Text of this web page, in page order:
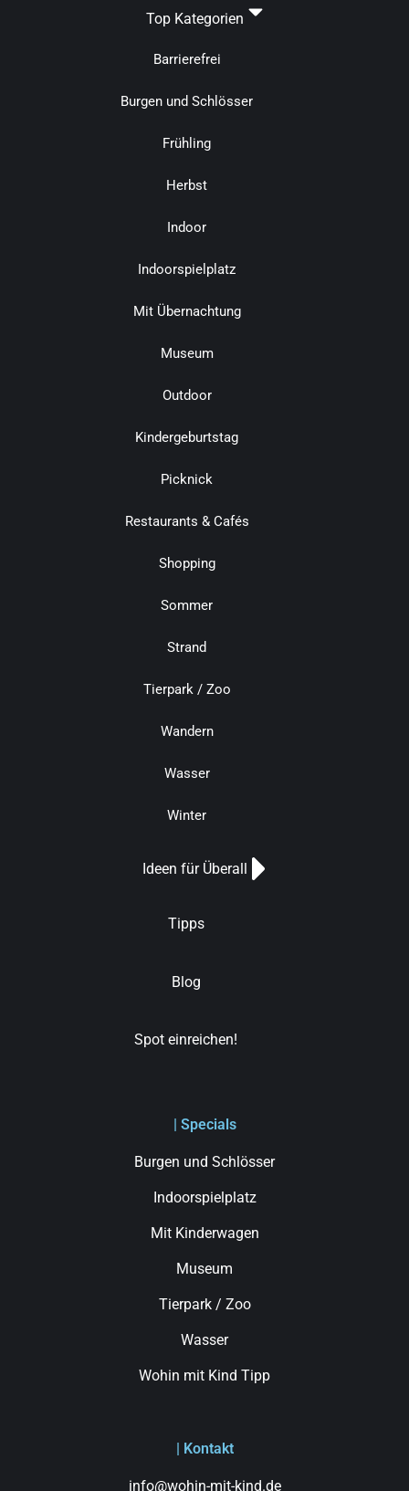
Top Kategorien
Barrierefrei
Burgen und Schlösser
Frühling
Herbst
Indoor
Indoorspielplatz
Mit Übernachtung
Museum
Outdoor
Kindergeburtstag
Picknick
Restaurants & Cafés
Shopping
Sommer
Strand
Tierpark / Zoo
Wandern
Wasser
Winter
Ideen für Überall
Tipps
Blog
Spot einreichen!
| Specials
Burgen und Schlösser
Indoorspielplatz
Mit Kinderwagen
Museum
Tierpark / Zoo
Wasser
Wohin mit Kind Tipp
| Kontakt
info@wohin-mit-kind.de